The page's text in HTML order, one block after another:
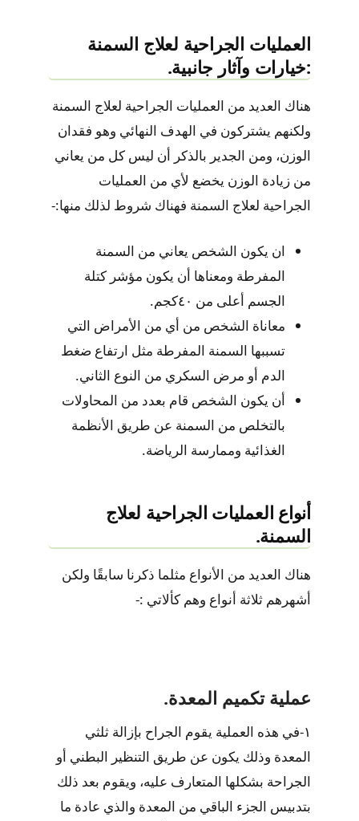
العمليات الجراحية لعلاج السمنة
:خيارات وآثار جانبية.
هناك العديد من العمليات الجراحية لعلاج السمنة
ولكنهم يشتركون في الهدف النهائي وهو فقدان
الوزن، ومن الجدير بالذكر أن ليس كل من يعاني
من زيادة الوزن يخضع لأي من العمليات
الجراحية لعلاج السمنة فهناك شروط لذلك منها:-
ان يكون الشخص يعاني من السمنة
المفرطة ومعناها أن يكون مؤشر كتلة
الجسم أعلى من ٤٠كجم.
معاناة الشخص من أي من الأمراض التي
تسببها السمنة المفرطة مثل ارتفاع ضغط
الدم أو مرض السكري من النوع الثاني.
أن يكون الشخص قام بعدد من المحاولات
بالتخلص من السمنة عن طريق الأنظمة
الغذائية وممارسة الرياضة.
أنواع العمليات الجراحية لعلاج
السمنة.
هناك العديد من الأنواع مثلما ذكرنا سابقًا ولكن
أشهرهم ثلاثة أنواع وهم كألاتي :-
عملية تكميم المعدة.
١-في هذه العملية يقوم الجراح بإزالة ثلثي
المعدة وذلك يكون عن طريق التنظير البطني أو
الجراحة بشكلها المتعارف عليه، ويقوم بعد ذلك
بتدبيس الجزء الباقي من المعدة والذي عادة ما